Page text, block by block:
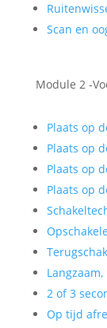
Scan en
Module 2 -
Plaats op
Plaats op
Plaats op
Plaats op
2 of 3
Op tijd